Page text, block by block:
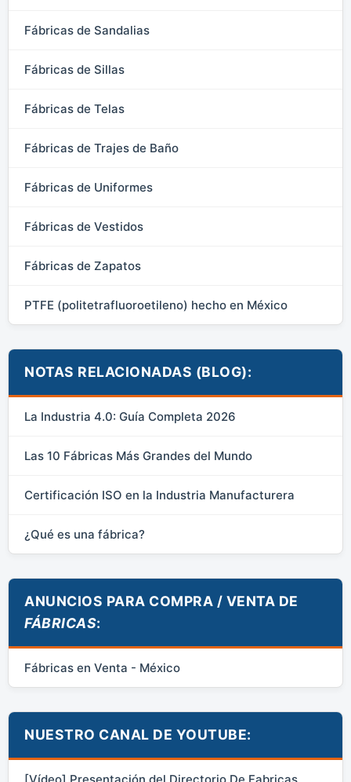
Fábricas de Sandalias
Fábricas de Sillas
Fábricas de Telas
Fábricas de Trajes de Baño
Fábricas de Uniformes
Fábricas de Vestidos
Fábricas de Zapatos
PTFE (politetrafluoroetileno) hecho en México
NOTAS RELACIONADAS (BLOG):
La Industria 4.0: Guía Completa 2026
Las 10 Fábricas Más Grandes del Mundo
Certificación ISO en la Industria Manufacturera
¿Qué es una fábrica?
ANUNCIOS PARA COMPRA / VENTA DE
FÁBRICAS:
Fábricas en Venta - México
NUESTRO CANAL DE YOUTUBE: